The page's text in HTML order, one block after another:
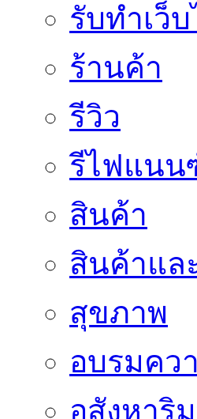
รับทำเว็
ร้านค้า
รีวิว
รีไฟแนน
สินค้า
สินค้าแล
สุขภาพ
อบรมคว
อสังหาริ